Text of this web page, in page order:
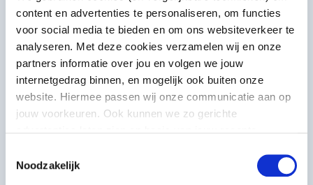
content en advertenties te personaliseren, om functies
voor social media te bieden en om ons websiteverkeer te
analyseren. Met deze cookies verzamelen wij en onze
partners informatie over jou en volgen we jouw
internetgedrag binnen, en mogelijk ook buiten onze
website. Hiermee passen wij onze communicatie aan op
jouw voorkeuren. Ook kunnen we zo gerichte
statement. Je kunt je toestemming ook altijd
wijzigen of
Noodzakelijk
Het Niewe Goed
Het Nieuwe Goed biedt
semiprofessionele makers tot 30 jaar
experimenteren en te ontdekken wie zij
zijn.